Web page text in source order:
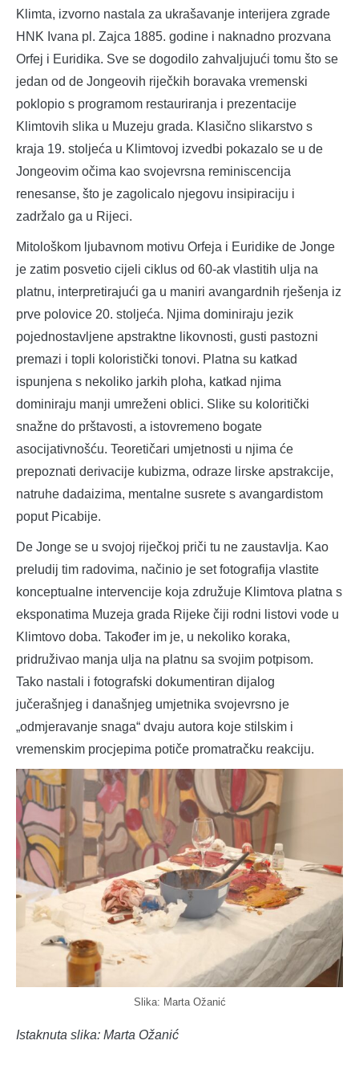
Klimta, izvorno nastala za ukrašavanje interijera zgrade
HNK Ivana pl. Zajca 1885. godine i naknadno prozvana
Orfej i Euridika. Sve se dogodilo zahvaljujući tomu što se
jedan od de Jongeovih riječkih boravaka vremenski
poklopio s programom restauriranja i prezentacije
Klimtovih slika u Muzeju grada. Klasično slikarstvo s
kraja 19. stoljeća u Klimtovoj izvedbi pokazalo se u de
Jongeovim očima kao svojevrsna reminiscencija
renesanse, što je zagolicalo njegovu insipiraciju i
zadržalo ga u Rijeci.
Mitološkom ljubavnom motivu Orfeja i Euridike de Jonge
je zatim posvetio cijeli ciklus od 60-ak vlastitih ulja na
platnu, interpretirajući ga u maniri avangardnih rješenja iz
prve polovice 20. stoljeća. Njima dominiraju jezik
pojednostavljene apstraktne likovnosti, gusti pastozni
premazi i topli koloristički tonovi. Platna su katkad
ispunjena s nekoliko jarkih ploha, katkad njima
dominiraju manji umreženi oblici. Slike su koloritički
snažne do prštavosti, a istovremeno bogate
asocijativnošću. Teoretičari umjetnosti u njima će
prepoznati derivacije kubizma, odraze lirske apstrakcije,
natruhe dadaizima, mentalne susrete s avangardistom
poput Picabije.
De Jonge se u svojoj riječkoj priči tu ne zaustavlja. Kao
preludij tim radovima, načinio je set fotografija vlastite
konceptualne intervencije koja združuje Klimtova platna s
eksponatima Muzeja grada Rijeke čiji rodni listovi vode u
Klimtovo doba. Također im je, u nekoliko koraka,
pridruživao manja ulja na platnu sa svojim potpisom.
Tako nastali i fotografski dokumentiran dijalog
jučerašnjeg i današnjeg umjetnika svojevrsno je
„odmjeravanje snaga“ dvaju autora koje stilskim i
vremenskim procjepima potiče promatračku reakciju.
Slika: Marta Ožanić
Istaknuta slika: Marta Ožanić